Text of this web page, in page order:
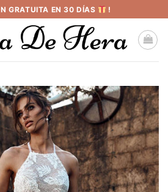
GRATUITA EN 30 DÍAS !